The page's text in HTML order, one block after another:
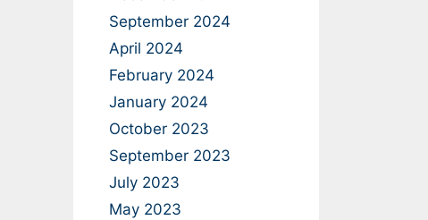
September 2024
April 2024
February 2024
January 2024
October 2023
September 2023
July 2023
May 2023